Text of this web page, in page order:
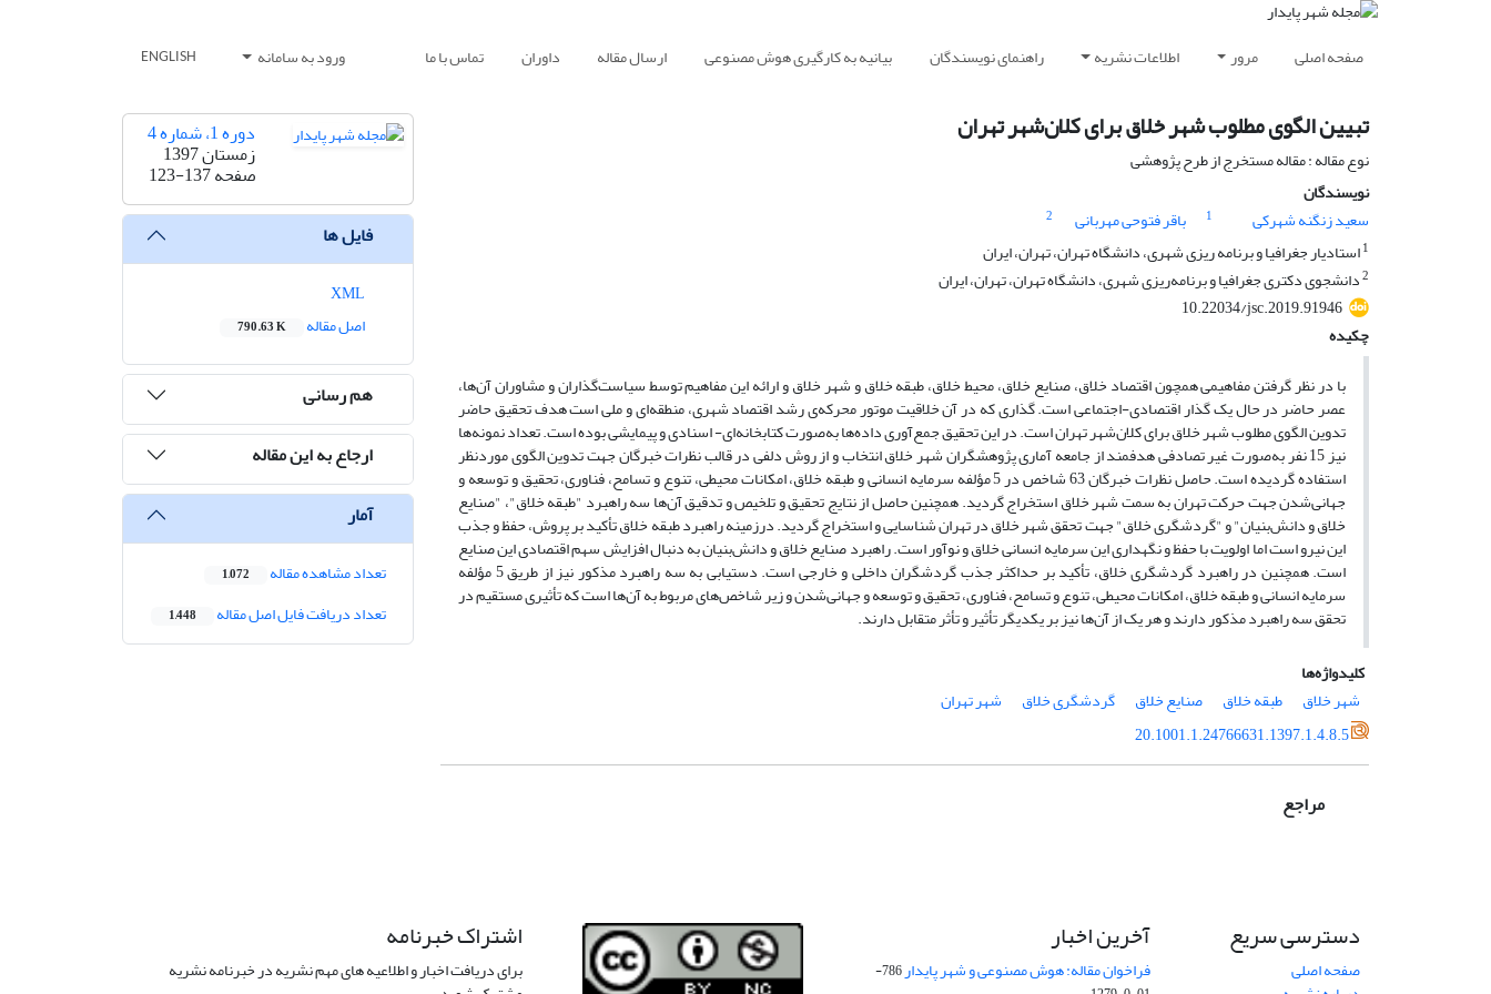
صفحه اصلی مرور اطلاعات نشریه راهنمای نویسندگان بیانیه به کارگیری هوش مصنوعی ارسال مقاله داوران تماس با ما ورود به سامانه ENGLISH
تبیین الگوی مطلوب شهر خلاق برای کلان‌شهر تهران
نوع مقاله : مقاله مستخرج از طرح پژوهشی
نویسندگان
سعید زنگنه شهرکی
1 باقر فتوحی مهربانی
2
1استادیار جغرافیا و برنامه ریزی شهری، دانشگاه تهران، تهران، ایران
2دانشجوی دکتری جغرافیا و برنامه‌ریزی شهری، دانشگاه تهران، تهران، ایران
10.22034/jsc.2019.91946
چکیده
با در نظر گرفتن مفاهیمی همچون اقتصاد خلاق، صنایع خلاق، محیط خلاق، طبقه خلاق و شهر خلاق و ارائه این مفاهیم توسط سیاست‌گذاران و مشاوران آن‌ها،
عصر حاضر در حال یک گذار اقتصادی-اجتماعی است. گذاری که در آن خلاقیت موتور محرکه‌ی رشد اقتصاد شهری، منطقه‌ای و ملی است هدف تحقیق حاضر
تدوین الگوی مطلوب شهر خلاق برای کلان‌شهر تهران است. در این تحقیق جمع‌آوری داده‌ها به‌صورت کتابخانه‌ای- اسنادی و پیمایشی بوده است. تعداد نمونه‌ها
نیز 15 نفر به‌صورت غیر تصادفی هدفمند از جامعه آماری پژوهشگران شهر خلاق انتخاب و از روش دلفی در قالب نظرات خبرگان جهت تدوین الگوی موردنظر
استفاده گردیده است. حاصل نظرات خبرگان 63 شاخص در 5 مؤلفه سرمایه انسانی و طبقه خلاق، امکانات محیطی، تنوع و تسامح، فناوری، تحقیق و توسعه و
جهانی‌شدن جهت حرکت تهران به سمت شهر خلاق استخراج گردید. همچنین حاصل از نتایج تحقیق و تلخیص و تدقیق آن‌ها سه راهبرد "طبقه خلاق"، "صنایع
خلاق و دانش‌بنیان" و "گردشگری خلاق" جهت تحقق شهر خلاق در تهران شناسایی و استخراج گردید. درزمینه راهبرد طبقه خلاق تأکید بر پروش، حفظ و جذب
این نیرو است اما اولویت با حفظ و نگهداری این سرمایه انسانی خلاق و نوآور است. راهبرد صنایع خلاق و دانش‌بنیان به دنبال افزایش سهم اقتصادی این صنایع
است. همچنین در راهبرد گردشگری خلاق، تأکید بر حداکثر جذب گردشگران داخلی و خارجی است. دستیابی به سه راهبرد مذکور نیز از طریق 5 مؤلفه
سرمایه انسانی و طبقه خلاق، امکانات محیطی، تنوع و تسامح، فناوری، تحقیق و توسعه و جهانی‌شدن و زیر شاخص‌های مربوط به آن‌ها است که تأثیری مستقیم در
تحقق سه راهبرد مذکور دارند و هر یک از آن‌ها نیز بر یکدیگر تأثیر و تأثر متقابل دارند.
کلیدواژه‌ها
شهر خلاق
طبقه خلاق صنایع خلاق گردشگری خلاق
شهر تهران
20.1001.1.24766631.1397.1.4.8.5
مراجع
دوره 1، شماره 4
زمستان 1397
صفحه123-137
فایل ها
اصل مقاله
790.63 K
هم رسانی
ارجاع به این مقاله
آمار
تعداد مشاهده مقاله 1,072
تعداد دریافت فایل اصل مقاله 1,448
دسترسی سریع
صفحه اصلی
آخرین اخبار
فراخوان مقاله: هوش مصنوعی و شهر پایدار
786-
اشتراک خبرنامه
برای دریافت اخبار و اطلاعیه های مهم نشریه در خبرنامه نشریه